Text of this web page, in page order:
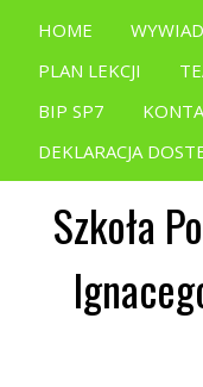
HOME
PLAN LEKCJI
BIP SP7
DEKLARACJA
Szkoła